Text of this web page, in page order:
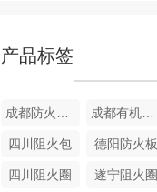
产品标签
成都防火堵料 成都有机堵料
四川阻火包 德阳防火板
四川阻火圈 遂宁阻火圈